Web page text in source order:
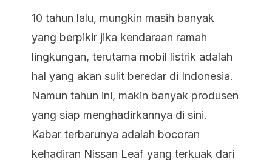
10 tahun lalu, mungkin masih banyak
yang berpikir jika kendaraan ramah
lingkungan, terutama mobil listrik adalah
hal yang akan sulit beredar di Indonesia.
Namun tahun ini, makin banyak produsen
yang siap menghadirkannya di sini.
Kabar terbarunya adalah bocoran
kehadiran Nissan Leaf yang terkuak dari